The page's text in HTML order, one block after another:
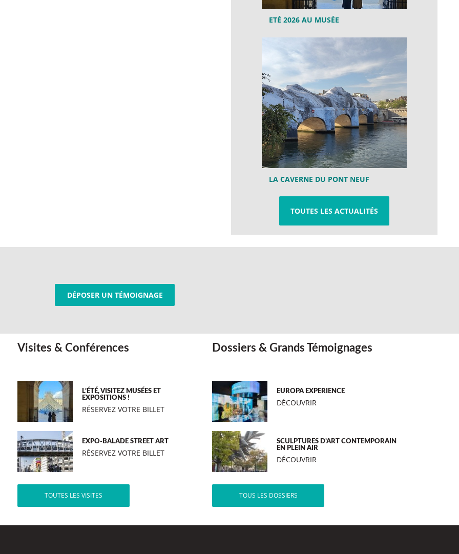
ETÉ 2026 AU MUSÉE
LA CAVERNE DU PONT NEUF
TOUTES LES ACTUALITÉS
DÉPOSER UN TÉMOIGNAGE
Visites & Conférences
L’ÉTÉ, VISITEZ MUSÉES ET
EXPOSITIONS !
RÉSERVEZ VOTRE BILLET
EXPO-BALADE STREET ART
RÉSERVEZ VOTRE BILLET
TOUTES LES VISITES
Dossiers & Grands Témoignages
EUROPA EXPERIENCE
DÉCOUVRIR
SCULPTURES D’ART CONTEMPORAIN
EN PLEIN AIR
DÉCOUVRIR
TOUS LES DOSSIERS